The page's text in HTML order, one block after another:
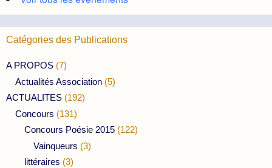
Catégories des Publications
A PROPOS (7)
Actualités Association (5)
ACTUALITES (192)
Concours (131)
Concours Poésie 2015 (122)
Vainqueurs (3)
littéraires (3)